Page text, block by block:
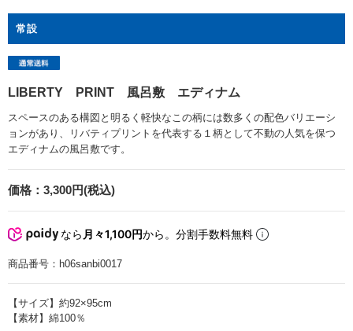
常設
LIBERTY PRINT 風呂敷 エディナム
スペースのある構図と明るく軽快なこの柄には数多くの配色バリエーシ
ョンがあり、リバティプリントを代表する１柄として不動の人気を保つ
エディナムの風呂敷です。
価格： 3,300円(税込)
なら 月々1,100円から。分割手数料無料
商品番号： h06sanbi0017
【サイズ】約92×95cm
【素材】綿100％